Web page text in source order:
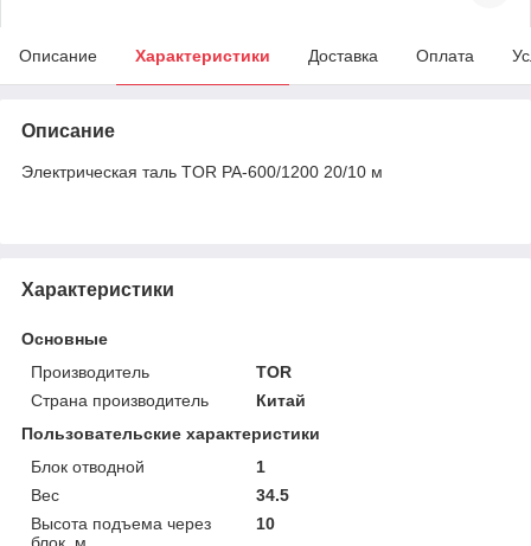
Описание Характеристики Доставка Оплата
Описание
Электрическая таль TOR PA-600/1200 20/10 м
Характеристики
Основные
Производитель
TOR
Страна производитель
Китай
Пользовательские характеристики
Блок отводной
1
Вес
34.5
Высота подъема через
блок, м
10